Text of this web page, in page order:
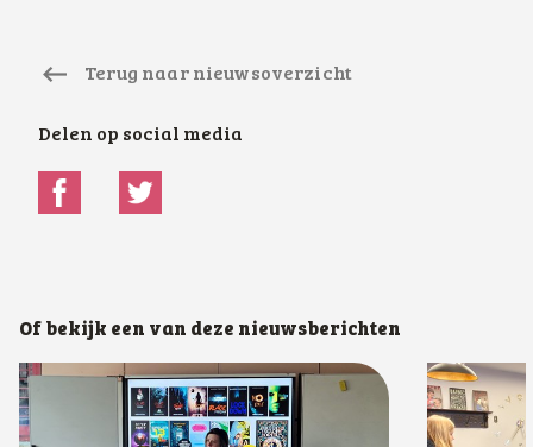
Terug naar nieuwsoverzicht
Delen op social media
Of bekijk een van deze nieuwsberichten